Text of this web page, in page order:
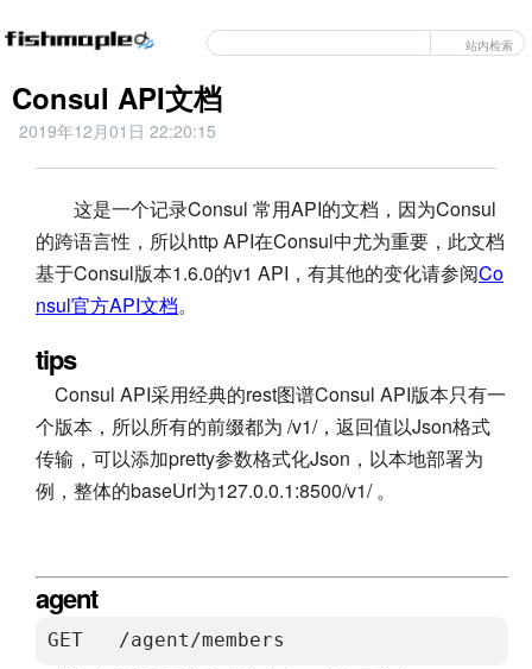
站内检索
Consul API文档
2019年12月01日 22:20:15
这是一个记录Consul 常用API的文档，因为Consul
的跨语言性，所以http API在Consul中尤为重要，此文档
基于Consul版本1.6.0的v1 API，有其他的变化请参阅Co
nsul官方API文档。
tips
Consul API采用经典的rest图谱Consul API版本只有一
个版本，所以所有的前缀都为 /v1/，返回值以Json格式
传输，可以添加pretty参数格式化Json，以本地部署为
例，整体的baseUrl为127.0.0.1:8500/v1/ 。
agent
GET   /agent/members